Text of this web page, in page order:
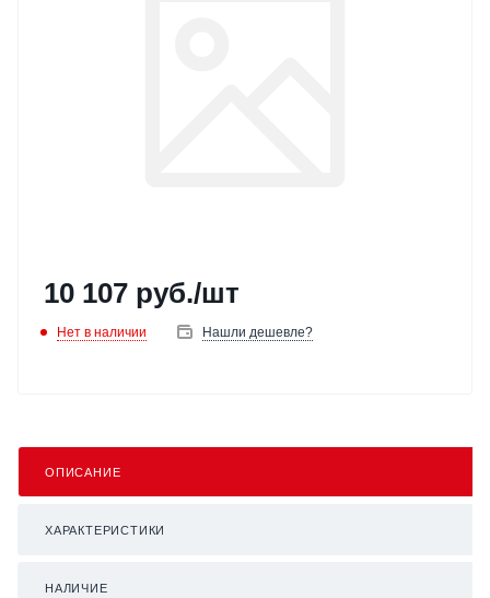
10 107 руб./шт
Нет в наличии Нашли дешевле?
ОПИСАНИЕ
ХАРАКТЕРИСТИКИ
НАЛИЧИЕ